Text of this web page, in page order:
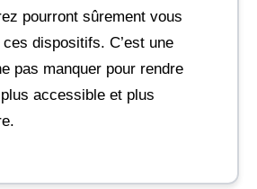
pourront sûrement vous
dispositifs. C’est une
pas manquer pour rendre
accessible et plus